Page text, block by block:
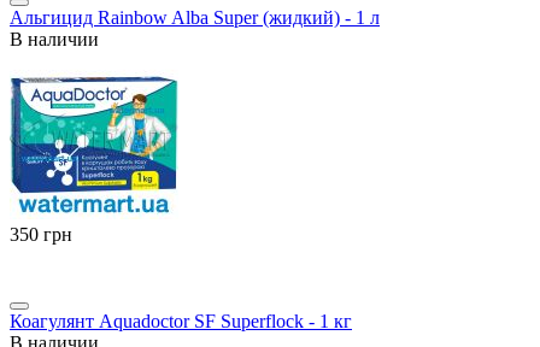
Альгицид Rainbow Alba Super (жидкий) - 1 л
В наличии
‍350‍ грн
Коагулянт Aquadoctor SF Superflock - 1 кг
В наличии